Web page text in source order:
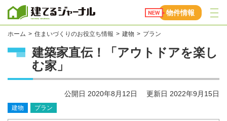
物件情報
ホーム 住まいづくりのお役立ち情報 建物 プラン
建築家直伝！「アウトドアを楽し
む家」
公開日 2020年8月12日 更新日 2022年9月15日
建物 プラン